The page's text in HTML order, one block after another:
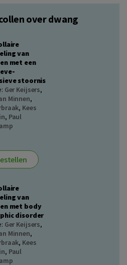
over dwang
van
met een
stoornis
Ger Keijsers,
Minnen,
, Kees
, Paul
van
met body
disorder
Ger Keijsers,
Minnen,
, Kees
, Paul